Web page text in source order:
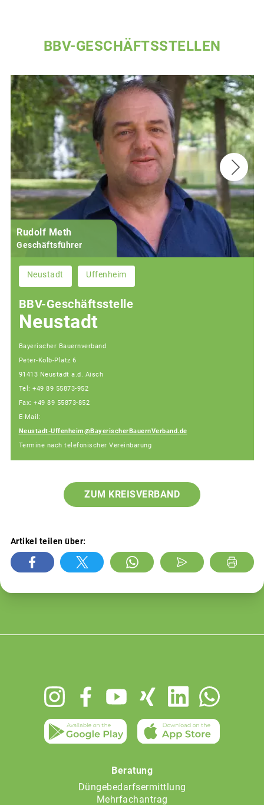
BBV-GESCHÄFTSSTELLEN
Rudolf Meth
Geschäftsführer
Neustadt Uffenheim
BBV-Geschäftsstelle
Neustadt
Bayerischer Bauernverband
Peter-Kolb-Platz 6
91413 Neustadt a.d. Aisch
Tel: +49 89 55873-952
Fax: +49 89 55873-852
E-Mail:
Neustadt-Uffenheim@BayerischerBauernVerband.de
Termine nach telefonischer Vereinbarung
ZUM KREISVERBAND
Artikel teilen über:
Beratung
Düngebedarfsermittlung
Mehrfachantrag